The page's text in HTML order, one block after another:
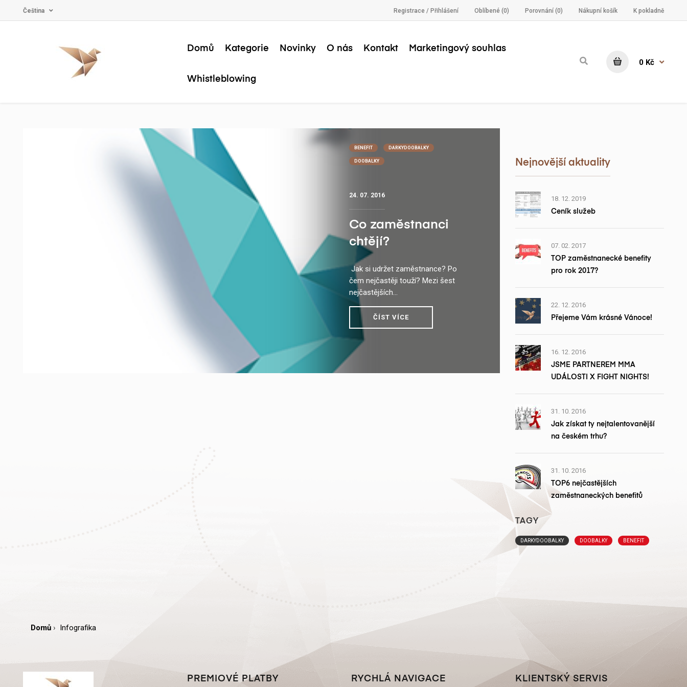
Čeština Registrace / Přihlášení Oblíbené (0) Porovnání (0) Nákupní košík K pokladně
Domů Kategorie Novinky O nás Kontakt Marketingový souhlas
Whistleblowing
0 Kč
BENEFIT DARKYDOOBALKY
DOOBALKY
24. 07. 2016
Co zaměstnanci
chtějí?
Jak si udržet zaměstnance? Po
čem nejčastěji touží? Mezi šest
nejčastějších...
ČÍST VÍCE
Nejnovější aktuality
18. 12. 2019
Ceník služeb
07. 02. 2017
TOP zaměstnanecké benefity
pro rok 2017?
22. 12. 2016
Přejeme Vám krásné Vánoce!
16. 12. 2016
JSME PARTNEREM MMA
UDÁLOSTI X FIGHT NIGHTS!
31. 10. 2016
Jak získat ty nejtalentovanější
na českém trhu?
31. 10. 2016
TOP6 nejčastějších
zaměstnaneckých benefitů
TAGY
DARKYDOOBALKY DOOBALKY BENEFIT
Domů Infografika
PREMIOVÉ PLATBY RYCHLÁ NAVIGACE KLIENTSKÝ SERVIS